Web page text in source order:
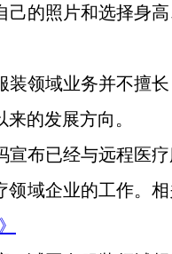
己的照片和选择身
装领域业务并不擅
的发展方向。
宣布已经与远程医
领域企业的工作。